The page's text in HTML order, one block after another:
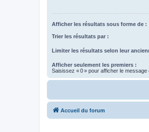
Afficher les résultats sous forme de :
Trier les résultats par :
Limiter les résultats selon leur
Afficher seulement les premiers :
Saisissez « 0 » pour afficher le message
Accueil du forum